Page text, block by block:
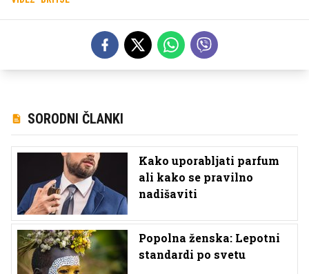
SORODNI ČLANKI
Kako uporabljati parfum
ali kako se pravilno
nadišaviti
Popolna ženska: Lepotni
standardi po svetu